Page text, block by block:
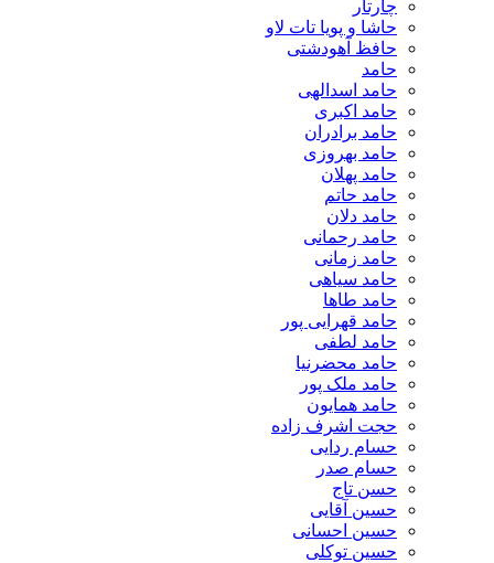
چارتار
حاشا و پویا تات لاو
حافظ آهودشتی
حامد
حامد اسدالهی
حامد اکبری
حامد برادران
حامد بهروزی
حامد پهلان
حامد حاتم
حامد دلان
حامد رحمانی
حامد زمانی
حامد سیاهی
حامد طاها
حامد قهرایی پور
حامد لطفی
حامد محضرنیا
حامد ملک پور
حامد همایون
حجت اشرف زاده
حسام ردایی
حسام صدر
حسن تاج
حسین آقایی
حسین احسانی
حسین توکلی